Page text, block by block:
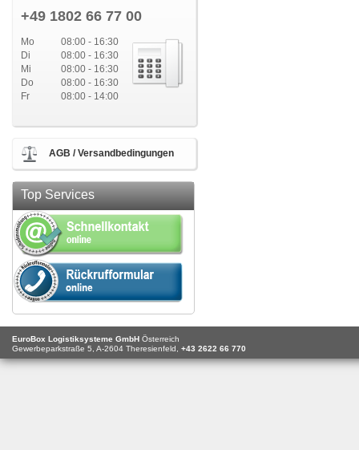
+49 1802 66 77 00
Mo
08:00 - 16:30
Di
08:00 - 16:30
Mi
08:00 - 16:30
Do
08:00 - 16:30
Fr
08:00 - 14:00
AGB / Versandbedingungen
Top Services
EuroBox Logistiksysteme GmbH Österreich
Gewerbeparkstraße 5, A-2604 Theresienfeld, +43 2622 66 770